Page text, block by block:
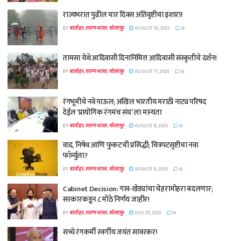
राज्यभरात पुढील चार दिवस अतिवृष्टीचा इशारा!
BYवार्ताहर, तरुण भारत, सोलापूर AUGUST 16, 2025 0
तामसा येथे आदिवासी दिनानिमित्त आदिवासी संस्कृतीचे दर्शन!
BYवार्ताहर, तरुण भारत, सोलापूर AUGUST 11, 2025 0
रंगभूमीचे नवे पाऊल; अखिल भारतीय मराठी नाट्य परिषद
देईल ‘प्रायोगिक रंगमंच संघ’ ला मान्यता
BYवार्ताहर, तरुण भारत, सोलापूर AUGUST 8, 2025 0
वाद, निषेध आणि फुकटची प्रसिद्धी; चित्रपटसृष्टीचा नवा
फॉर्म्युला?
BYवार्ताहर, तरुण भारत, सोलापूर AUGUST 8, 2025 0
Cabinet Decision: गाव-खेड्यांचा चेहरामोहरा बदलणार;
सरकारकडून ८ मोठे निर्णय जाहीर!
BYवार्ताहर, तरुण भारत, सोलापूर JULY 29, 2025 0
सच्चे रंगकर्मी स्वर्गीय जयंत सावरकर!